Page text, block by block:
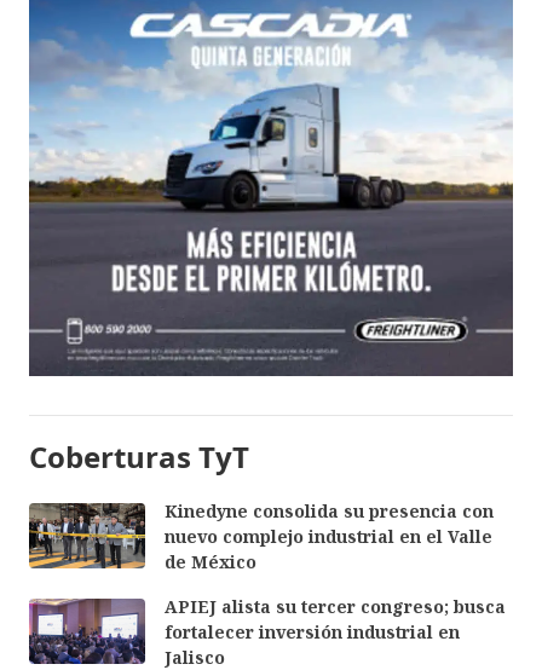
Coberturas TyT
Kinedyne consolida su presencia con
nuevo complejo industrial en el Valle
de México
APIEJ alista su tercer congreso; busca
fortalecer inversión industrial en
Jalisco